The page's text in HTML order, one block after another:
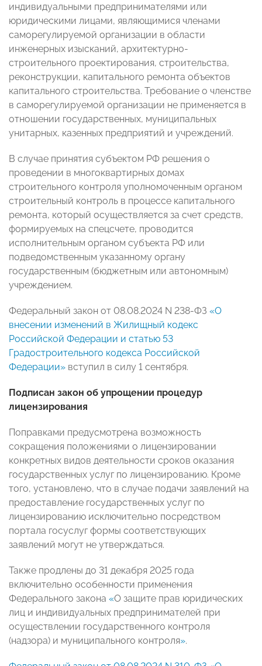
индивидуальными предпринимателями или
юридическими лицами, являющимися членами
саморегулируемой организации в области
инженерных изысканий, архитектурно-
строительного проектирования, строительства,
реконструкции, капитального ремонта объектов
капитального строительства. Требование о членстве
в саморегулируемой организации не применяется в
отношении государственных, муниципальных
унитарных, казенных предприятий и учреждений.
В случае принятия субъектом РФ решения о
проведении в многоквартирных домах
строительного контроля уполномоченным органом
строительный контроль в процессе капитального
ремонта, который осуществляется за счет средств,
формируемых на спецсчете, проводится
исполнительным органом субъекта РФ или
подведомственным указанному органу
государственным (бюджетным или автономным)
учреждением.
Федеральный закон от 08.08.2024 N 238-ФЗ «О
внесении изменений в Жилищный кодекс
Российской Федерации и статью 53
Градостроительного кодекса Российской
Федерации» вступил в силу 1 сентября.
Подписан закон об упрощении процедур
лицензирования
Поправками предусмотрена возможность
сокращения положениями о лицензировании
конкретных видов деятельности сроков оказания
государственных услуг по лицензированию. Кроме
того, установлено, что в случае подачи заявлений на
предоставление государственных услуг по
лицензированию исключительно посредством
портала госуслуг формы соответствующих
заявлений могут не утверждаться.
Также продлены до 31 декабря 2025 года
включительно особенности применения
Федерального закона «О защите прав юридических
лиц и индивидуальных предпринимателей при
осуществлении государственного контроля
(надзора) и муниципального контроля».